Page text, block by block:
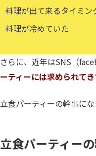
料理が出て来るタイミン
料理が冷めていた
さらに、近年はSNS（
ーティーには求められて
立食パーティーの幹事に
立食パーティー